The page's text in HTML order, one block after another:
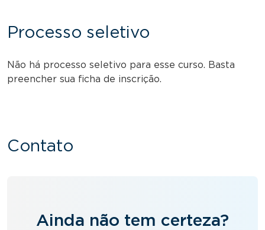
Processo seletivo
Não há processo seletivo para esse curso. Basta
preencher sua ficha de inscrição.
Contato
Ainda não tem certeza?